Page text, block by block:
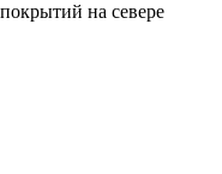
на севере